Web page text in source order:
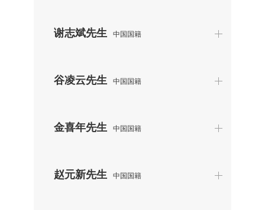
谢志斌先生 中国国籍
谷凌云先生 中国国籍
金喜年先生 中国国籍
赵元新先生 中国国籍